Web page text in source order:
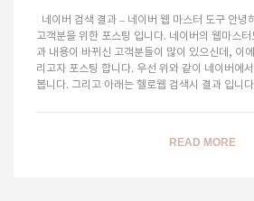
네이버 검색 결과 – 네이버 웹 마스터 도구 안녕
고객분을 위한 포스팅 입니다. 네이버의 웹마스
과 내용이 바뀌신 고객분들이 많이 있으신데, 이
리고자 포스팅 합니다. 우선 위와 같이 네이버에
봅니다. 그리고 아래는 헬로웹 검색시 결과
READ MORE